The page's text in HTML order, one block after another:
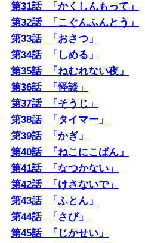
第31話 「かくしんもって」
第32話 「こぐんふんとう」
第33話 「おさつ」
第34話 「しめる」
第35話 「ねむれない夜」
第36話 「怪談」
第37話 「そうじ」
第38話 「タイマー」
第39話 「かぎ」
第40話 「ねこにこばん」
第41話 「なつかない」
第42話 「けさないで」
第43話 「ふとん」
第44話 「さび」
第45話 「じかせい」